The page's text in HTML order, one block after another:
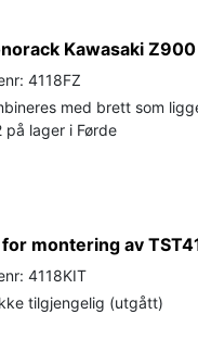
Kawasaki Z900
4118FZ
med brett som
på lager i Førde
montering av
4118KIT
tilgjengelig (utgått)